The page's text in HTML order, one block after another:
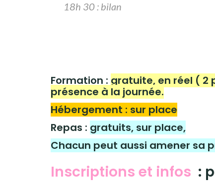
18h 30 : bilan
Formation : gratuite, en réel ( 2
présence à la journée.
Hébergement : sur place
Repas : gratuits, sur place,
Chacun peut aussi amener sa
Inscriptions et infos :